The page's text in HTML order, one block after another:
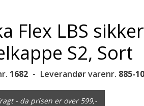
Flex LBS
S2, Sort
1682 Leverandør varenr. 885-10
- da prisen er over 599,-